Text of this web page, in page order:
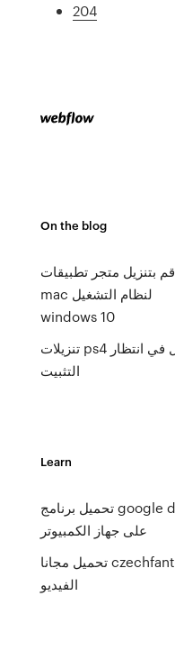
204
On the blog
قم بتنزيل متجر تطبيقات
mac لنظام التشغيل
windows 10
تنزيلات ps4 تقول في انتظار
التثبيت
Learn
تحميل برنامج google drive
على جهاز الكمبيوتر
تحميل مجانا czechfantasy
الفيديو